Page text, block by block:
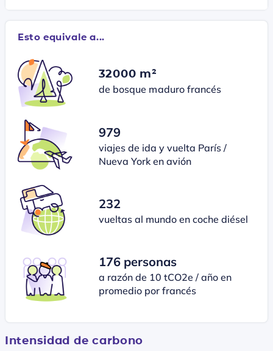
Esto equivale a...
32000 m²
de bosque maduro francés
979
viajes de ida y vuelta París /
Nueva York en avión
232
vueltas al mundo en coche diésel
176 personas
a razón de 10 tCO2e / año en
promedio por francés
Intensidad de carbono